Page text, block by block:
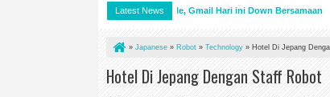
Latest News
Layanan Google, Gmail Hari ini Down Bersamaan
» Japanese » Robot » Technology » Hotel Di Jepang
Hotel Di Jepang Dengan Staff Robot